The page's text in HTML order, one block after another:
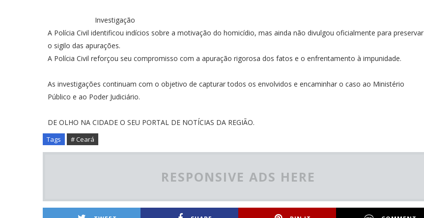
Investigação
A Polícia Civil identificou indícios sobre a motivação do homicídio, mas ainda não divulgou oficialmente para preservar
o sigilo das apurações.
A Polícia Civil reforçou seu compromisso com a apuração rigorosa dos fatos e o enfrentamento à impunidade.
As investigações continuam com o objetivo de capturar todos os envolvidos e encaminhar o caso ao Ministério
Público e ao Poder Judiciário.
DE OLHO NA CIDADE O SEU PORTAL DE NOTÍCIAS DA REGIÃO.
Tags # Ceará
RESPONSIVE ADS HERE